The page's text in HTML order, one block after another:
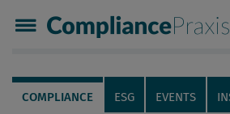
Compliance Praxis
Servicenavigation
Navigation
COMPLIANCE ESG EVENTS